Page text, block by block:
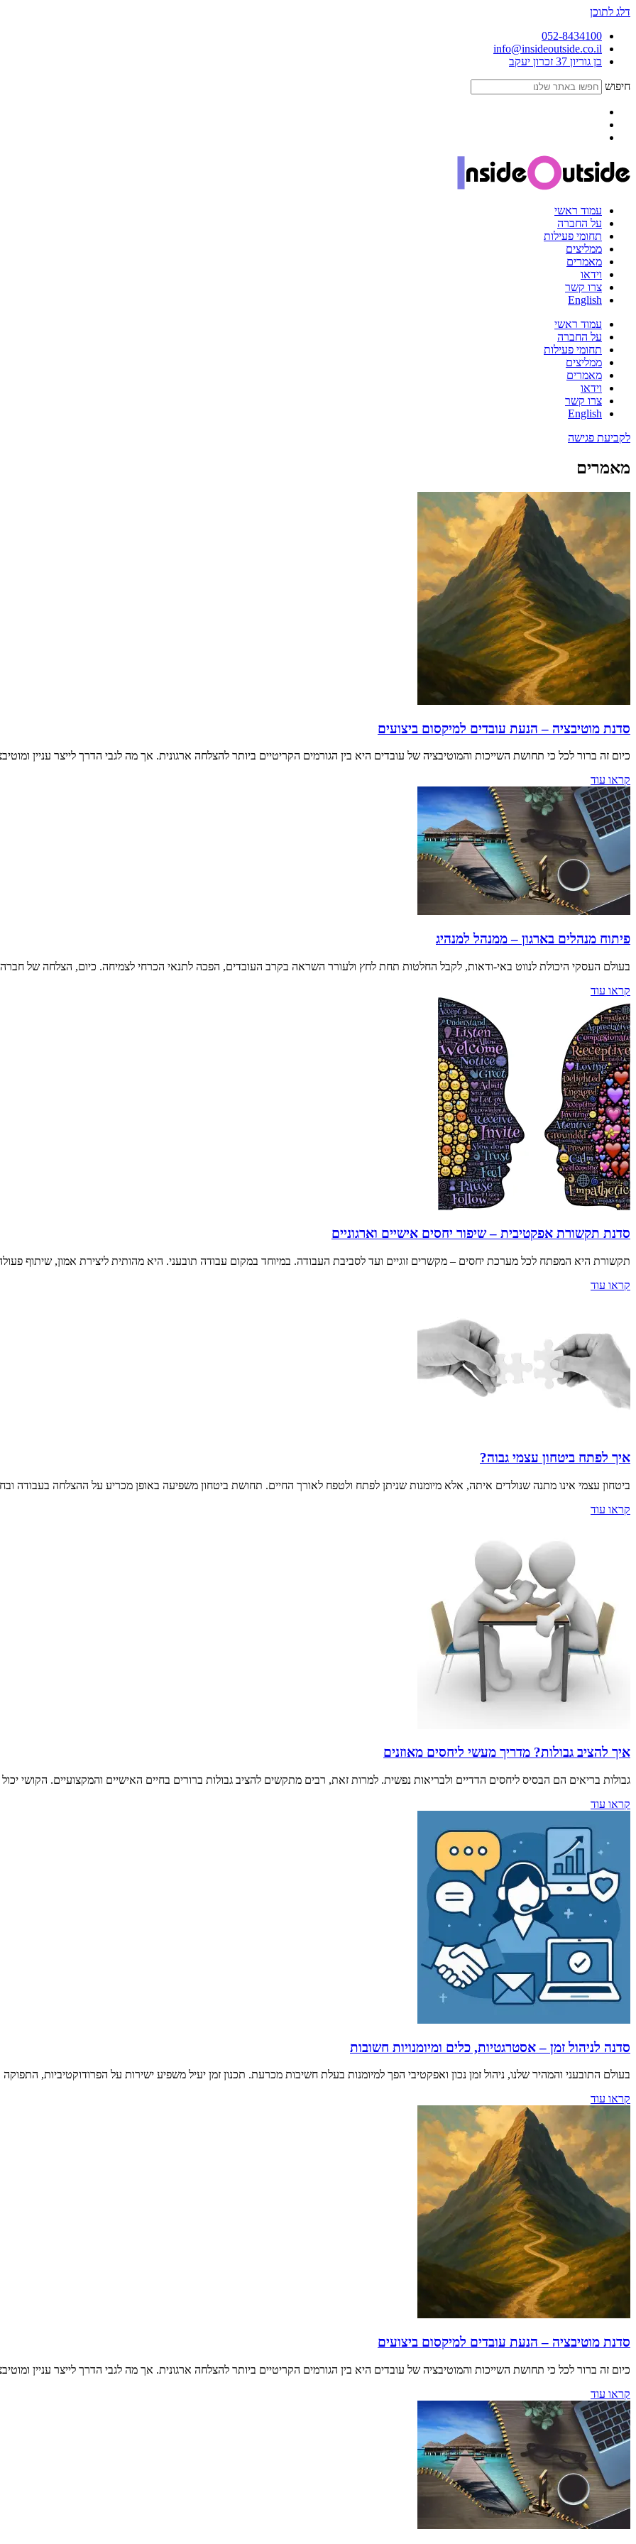
דלג לתוכן
052-8434100
info@insideoutside.co.il
בן גוריון 37 זכרון יעקב
חיפוש
עמוד ראשי
על החברה
תחומי פעילות
ממליצים
מאמרים
וידאו
צרו קשר
English
עמוד ראשי
על החברה
תחומי פעילות
ממליצים
מאמרים
וידאו
צרו קשר
English
לקביעת פגישה
מאמרים
סדנת מוטיבציה – הנעת עובדים למיקסום ביצועים
כיום זה ברור לכל כי תחושת השייכות והמוטיבציה של עובדים היא בין הגורמים הקריטיים ביותר להצלחה ארגונית. אך מה לגבי הדרך לייצר עניין
קראו עוד
פיתוח מנהלים בארגון – ממנהל למנהיג
בעולם העסקי היכולת לנווט באי-ודאות, לקבל החלטות תחת לחץ ולעורר השראה בקרב העובדים, הפכה לתנאי הכרחי לצמיחה. כיום, הצלחה של חברה
קראו עוד
סדנת תקשורת אפקטיבית – שיפור יחסים אישיים וארגוניים
תקשורת היא המפתח לכל מערכת יחסים – מקשרים זוגיים ועד לסביבת העבודה. במיוחד במקום עבודה תובעני. היא מהותית ליצירת אמון, שיתוף
קראו עוד
איך לפתח ביטחון עצמי גבוה?
ביטחון עצמי אינו מתנה שנולדים איתה, אלא מיומנות שניתן לפתח ולטפח לאורך החיים. תחושת ביטחון משפיעה באופן מכריע על ההצלחה בעבודה
קראו עוד
איך להציב גבולות? מדריך מעשי ליחסים מאוזנים
גבולות בריאים הם הבסיס ליחסים הדדיים ולבריאות נפשית. למרות זאת, רבים מתקשים להציב גבולות ברורים בחיים האישיים והמקצועיים. הקושי
קראו עוד
סדנה לניהול זמן – אסטרגטיות, כלים ומיומנויות חשובות
בעולם התובעני והמהיר שלנו, ניהול זמן נכון ואפקטיבי הפך למיומנות בעלת חשיבות מכרעת. תכנון זמן יעיל משפיע ישירות על הפרודוקטיביות,
קראו עוד
סדנת מוטיבציה – הנעת עובדים למיקסום ביצועים
כיום זה ברור לכל כי תחושת השייכות והמוטיבציה של עובדים היא בין הגורמים הקריטיים ביותר להצלחה ארגונית. אך מה לגבי הדרך לייצר עניין
קראו עוד